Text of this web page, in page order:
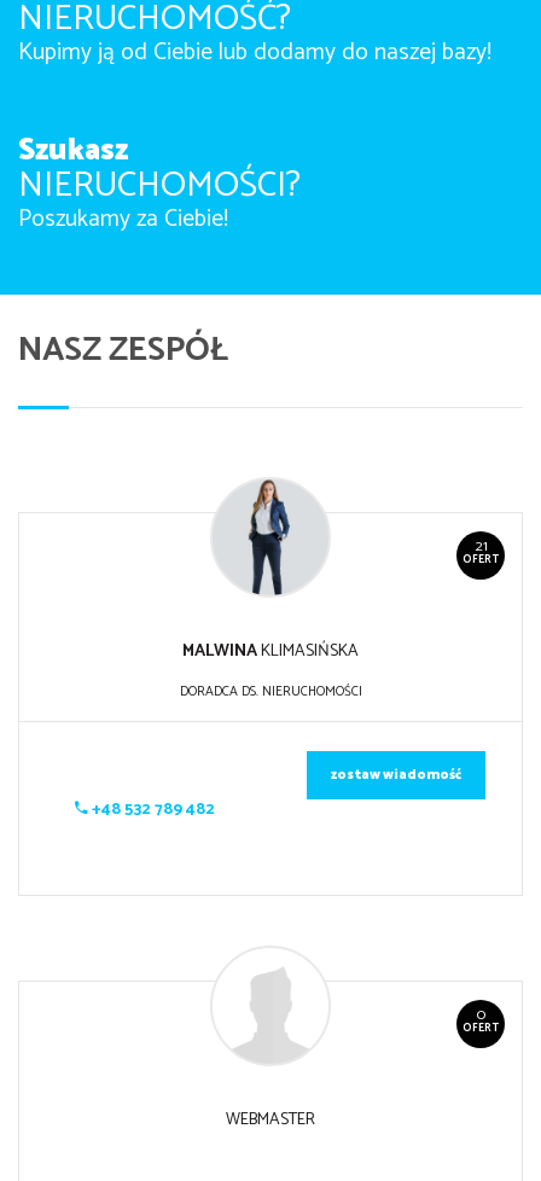
NIERUCHOMOŚĆ?
Kupimy ją od Ciebie lub dodamy do naszej bazy!
Szukasz
NIERUCHOMOŚCI?
Poszukamy za Ciebie!
NASZ ZESPÓŁ
21
OFERT
MALWINAKLIMASIŃSKA
DORADCA DS. NIERUCHOMOŚCI
+48 532 789 482
zostaw wiadomość
0
OFERT
WEBMASTER